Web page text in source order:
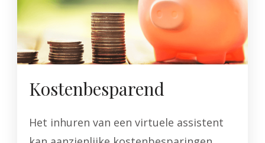
Kostenbesparend
Het inhuren van een virtuele assistent